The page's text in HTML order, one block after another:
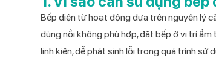
Catalog Bếp từ đơn 2026
Catalog Bộ nồi cao cấp Kochmax
2026
Bếp điện từ hoạt động dựa trên nguyên lý
dùng nồi không phù hợp, đặt bếp ở vị trí
linh kiện, dễ phát sinh lỗi trong quá trình sử